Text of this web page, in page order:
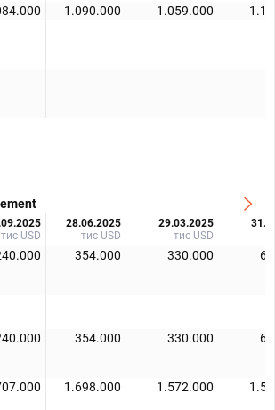
1.090.000 1.059.000
тис USD
28.06.2025
тис USD
29.03.2025
тис USD
354.000 330.000
354.000 330.000
1.698.000 1.572.000